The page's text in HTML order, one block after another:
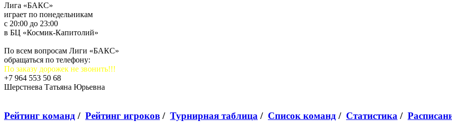
Лига «БАКС»
играет по понедельникам
с 20:00 до 23:00
в БЦ «Космик-Капитолий»
По всем вопросам Лиги «БАКС»
обращаться по телефону:
По заказу дорожек не звонить!!!
+7 964 553 50 68
Шерстнева Татьяна Юрьевна
Рейтинг команд / Рейтинг игроков / Турнирная таблица / Список команд / Статистика /